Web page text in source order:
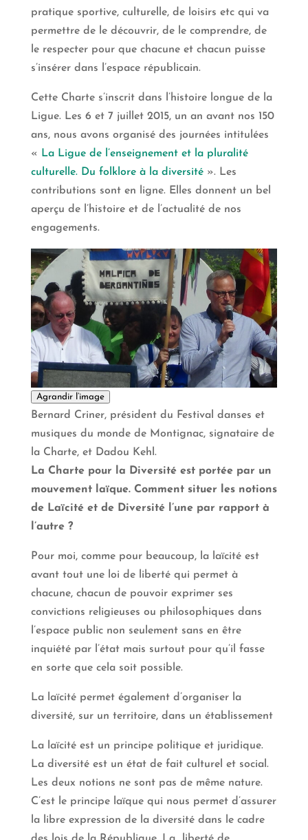
pratique sportive, culturelle, de loisirs etc qui va
permettre de le découvrir, de le comprendre, de
le respecter pour que chacune et chacun puisse
s’insérer dans l’espace républicain.
Cette Charte s’inscrit dans l’histoire longue de la
Ligue. Les 6 et 7 juillet 2015, un an avant nos 150
ans, nous avons organisé des journées intitulées
«
La Ligue de l’enseignement et la pluralité
culturelle. Du folklore à la diversité ». Les
contributions sont en ligne. Elles donnent un bel
aperçu de l’histoire et de l’actualité de nos
engagements.
Agrandir l’image
Bernard Criner, président du Festival danses et
musiques du monde de Montignac, signataire de
la Charte, et Dadou Kehl.
La Charte pour la Diversité est portée par un
mouvement laïque. Comment situer les notions
de Laïcité et de Diversité l’une par rapport à
l’autre ?
Pour moi, comme pour beaucoup, la laïcité est
avant tout une loi de liberté qui permet à
chacune, chacun de pouvoir exprimer ses
convictions religieuses ou philosophiques dans
l’espace public non seulement sans en être
inquiété par l’état mais surtout pour qu’il fasse
en sorte que cela soit possible.
La laïcité permet également d’organiser la
diversité, sur un territoire, dans un établissement
La laïcité est un principe politique et juridique.
La diversité est un état de fait culturel et social.
Les deux notions ne sont pas de même nature.
C’est le principe laïque qui nous permet d’assurer
la libre expression de la diversité dans le cadre